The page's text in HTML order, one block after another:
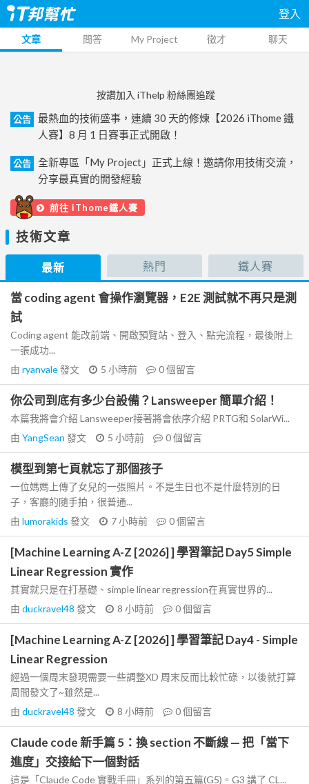
登入
文章 問答 My Project 徵才 聊天
按讚加入 iThelp 粉絲團追蹤
公告
最熱血的技術盛事，連續 30 天的修煉【2026 iThome 鐵
人賽】8 月 1 日賽事正式開啟！
公告
全新專區「My Project」正式上線！邀請你用技術交流，
分享最真實的開發經驗
前往 iThome鐵人賽
技術文章
最新 熱門 鐵人賽
當 coding agent 會操作瀏覽器，E2E 測試就不再只是測
試
Coding agent 能改前端、開啟預覽站、登入、點完流程，最後附上
一張成功...
由 ryanvale發文 5 小時前 0個留言
你公司到底有多少台設備？Lansweeper 簡單介紹！
本篇我將會介紹 Lansweeper接著將會依序介紹 PRTG和 SolarWi...
由 YangSean 發文 5 小時前 0個留言
模型到第七頁就忘了那個孩子
一位媽媽上傳了女兒的一張照片。不是生日也不是什麼特別的日
子，客廳的隨手拍，很普通...
由 lumorakids 發文 7 小時前 0個留言
[Machine Learning A-Z [2026] ] 學習筆記 Day5 Simple
Linear Regression 實作
其實就只是在打基礎、simple linear regression在真實世界的...
由 duckravel48 發文 8 小時前 0個留言
[Machine Learning A-Z [2026] ] 學習筆記 Day4 - Simple
Linear Regression
經過一個周末發現需要一些調整XD 周末反而比較忙碌，以後就打算
周間發文了~雖然是...
由 duckravel48 發文 8 小時前 0個留言
Claude code 新手篇 5：換 section 不斷線 — 把「當下
進度」交接給下一個對話
這是「Claude Code 實戰手冊」系列的第五篇(G5)。G3 講了 CL...